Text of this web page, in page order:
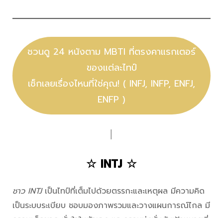
ชวนดู 24 หนังตาม MBTI ที่ตรงคาแรกเตอร์
ของแต่ละไทป์
เช็กเลยเรื่องไหนที่ใช่คุณ! ( INFJ, INFP, ENFJ,
ENFP )
☆ INTJ ☆
ชาว INTJ เป็นไทป์ที่เต็มไปด้วยตรรกะและเหตุผล มีความคิด
เป็นระบบระเบียบ ชอบมองภาพรวมและวางแผนการณ์ไกล มี